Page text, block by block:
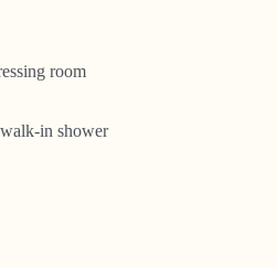
room
in shower